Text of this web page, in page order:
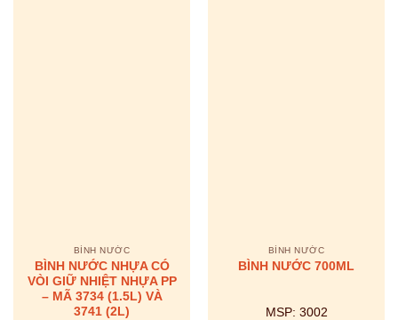
BÌNH NƯỚC
BÌNH NƯỚC NHỰA CÓ
VÒI GIỮ NHIỆT NHỰA PP
– MÃ 3734 (1.5L) VÀ
3741 (2L)
BÌNH NƯỚC
BÌNH NƯỚC 700ML
MSP: 3002